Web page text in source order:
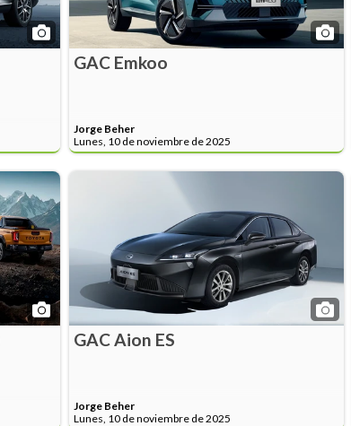
GAC Emkoo
Jorge Beher
Lunes, 10 de noviembre de 2025
GAC Aion ES
Jorge Beher
Lunes, 10 de noviembre de 2025